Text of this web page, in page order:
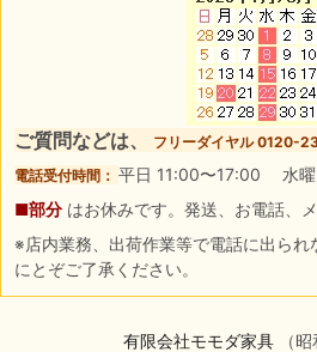
ご質問などは、
フリーダイヤル 0120-
電話受付時間： 平日 11:00〜17:00 水曜
■部分 はお休みです。発送、お電話、
※店内業務、出荷作業等で電話に出られ
にとぞご了承ください。
有限会社モモダ家具（昭